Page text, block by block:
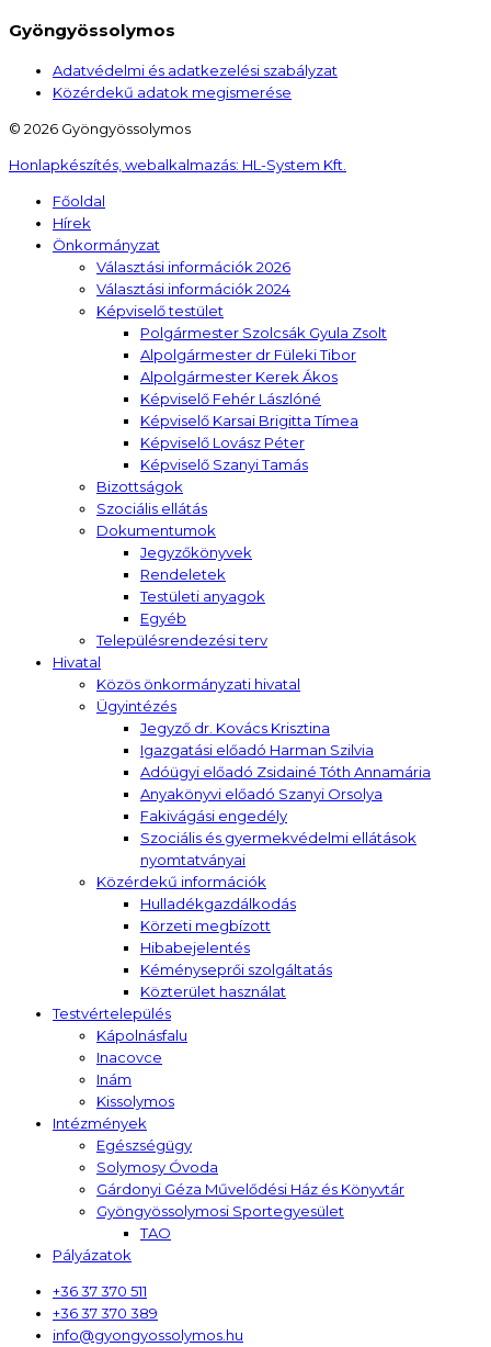
Gyöngyössolymos
Adatvédelmi és adatkezelési szabályzat
Közérdekű adatok megismerése
© 2026 Gyöngyössolymos
Honlapkészítés, webalkalmazás: HL-System Kft.
Főoldal
Hírek
Önkormányzat
Választási információk 2026
Választási információk 2024
Képviselő testület
Polgármester Szolcsák Gyula Zsolt
Alpolgármester dr Füleki Tibor
Alpolgármester Kerek Ákos
Képviselő Fehér Lászlóné
Képviselő Karsai Brigitta Tímea
Képviselő Lovász Péter
Képviselő Szanyi Tamás
Bizottságok
Szociális ellátás
Dokumentumok
Jegyzőkönyvek
Rendeletek
Testületi anyagok
Egyéb
Településrendezési terv
Hivatal
Közös önkormányzati hivatal
Ügyintézés
Jegyző dr. Kovács Krisztina
Igazgatási előadó Harman Szilvia
Adóügyi előadó Zsidainé Tóth Annamária
Anyakönyvi előadó Szanyi Orsolya
Fakivágási engedély
Szociális és gyermekvédelmi ellátások
nyomtatványai
Közérdekű információk
Hulladékgazdálkodás
Körzeti megbízott
Hibabejelentés
Kéményseprői szolgáltatás
Közterület használat
Testvértelepülés
Kápolnásfalu
Inacovce
Inám
Kissolymos
Intézmények
Egészségügy
Solymosy Óvoda
Gárdonyi Géza Művelődési Ház és Könyvtár
Gyöngyössolymosi Sportegyesület
TAO
Pályázatok
+36 37 370 511
+36 37 370 389
info@gyongyossolymos.hu